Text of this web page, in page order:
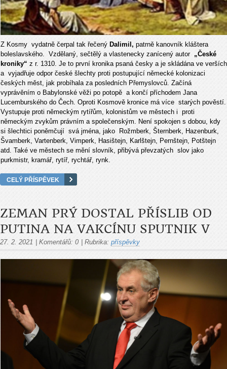
Z Kosmy vydatně čerpal tak řečený Dalimil, patrně kanovník kláštera
boleslavského. Vzdělaný, sečtělý a vlastenecky zanícený autor „České
kroniky“ z r. 1310. Je to první kronika psaná česky a je skládána ve verších
a vyjadřuje odpor české šlechty proti postupující německé kolonizaci
českých měst, jak probíhala za posledních Přemyslovců. Začíná
vyprávěním o Babylonské věži po potopě a končí příchodem Jana
Lucemburského do Čech. Oproti Kosmově kronice má více starých pověstí.
Vystupuje proti německým rytířům, kolonistům ve městech i proti
německým zvykům právním a společenským. Není spokojen s dobou, kdy
si šlechtici poněmčují svá jména, jako Rožmberk, Šternberk, Hazenburk,
Švamberk, Vartenberk, Vimperk, Hasištejn, Karlštejn, Pernštejn, Potštejn
atd. Také ve městech se mění slovník, přibývá převzatých slov jako
purkmistr, kramář, rytíř, rychtář, rynk.
CELÝ PŘÍSPĚVEK
ZEMAN PRÝ DOSTAL PŘÍSLIB OD
PUTINA NA VAKCÍNU SPUTNIK V
27. 2. 2021 | Komentářů: 0 | Rubrika: příspěvky